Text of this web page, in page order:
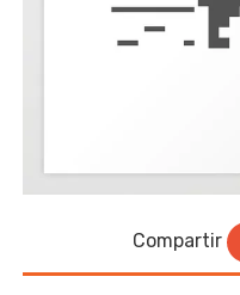
Compartir